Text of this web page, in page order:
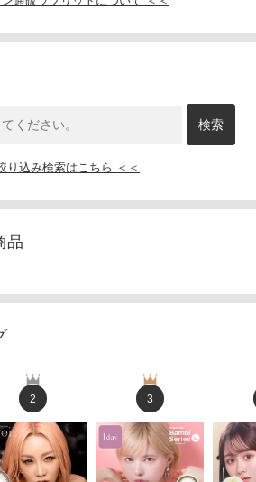
り込み検索はこちら ＜＜
品
2 3